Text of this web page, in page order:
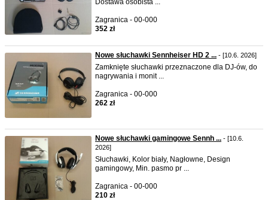
Dostawa osobista ...
Zagranica - 00-000
352 zł
Nowe słuchawki Sennheiser HD 2 ... - [10.6. 2026]
Zamknięte słuchawki przeznaczone dla DJ-ów, do
nagrywania i monit ...
Zagranica - 00-000
262 zł
Nowe słuchawki gamingowe Sennh ... - [10.6.
2026]
Słuchawki, Kolor biały, Nagłowne, Design
gamingowy, Min. pasmo pr ...
Zagranica - 00-000
210 zł